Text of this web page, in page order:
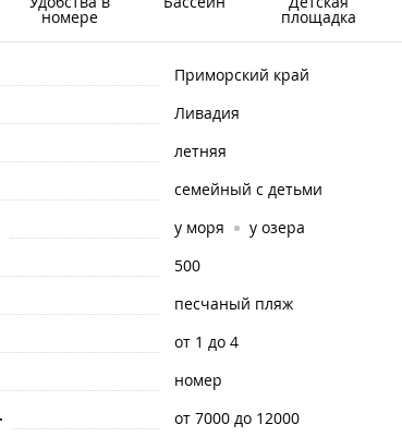
номере площадка
Приморский край
Ливадия
летняя
семейный с детьми
у моря
у озера
500
песчаный пляж
от 1 до 4
номер
от 7000 до 12000